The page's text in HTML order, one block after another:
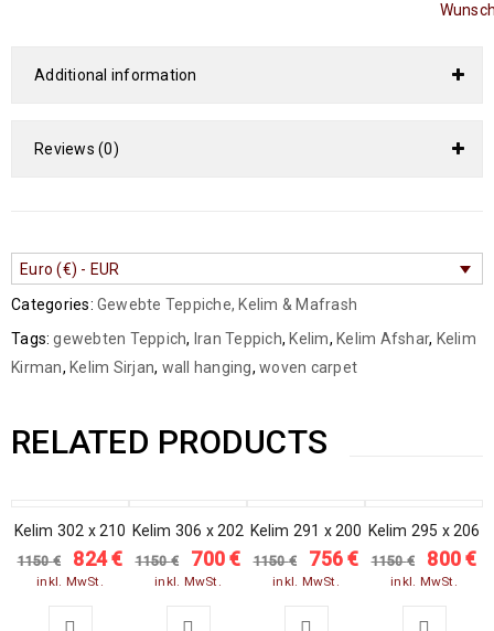
Additional information
Reviews (0)
Euro (€) - EUR
Categories: Gewebte Teppiche,Kelim & Mafrash
Tags: gewebten Teppich, Iran Teppich,Kelim, Kelim Afshar, Kelim
Kirman, Kelim Sirjan, wall hanging, woven carpet
RELATED PRODUCTS
SALE
Kelim 302 x 210
1150€ 824€
inkl. MwSt.
SALE
Kelim 306 x 202
1150€ 700€
inkl. MwSt.
SALE
Kelim 291 x 200
1150€ 756€
inkl. MwSt.
SALE
Kelim 295 x 206
1150€ 800€
inkl. MwSt.